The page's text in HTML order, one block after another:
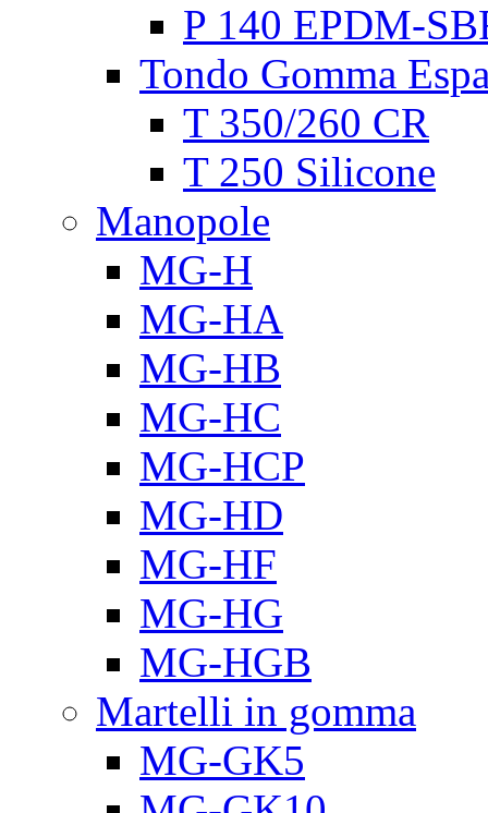
P 140 EPDM-
Tondo Gomma
T 350/260 CR
T 250 Silicone
Manopole
MG-H
MG-HA
MG-HB
MG-HC
MG-HCP
MG-HD
MG-HF
MG-HG
MG-HGB
Martelli in gomma
MG-GK5